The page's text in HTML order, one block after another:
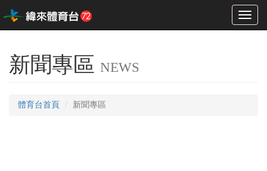
Toggle
新聞專區 NEWS
體育台首頁 新聞專區